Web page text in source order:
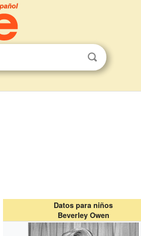
Datos para niños
Beverley Owen